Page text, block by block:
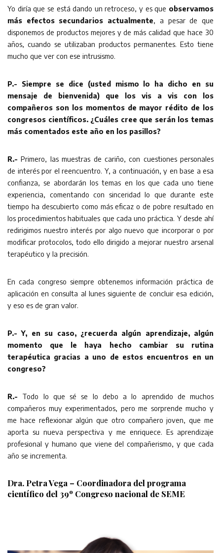
Yo diría que se está dando un retroceso, y es que observamos
más efectos secundarios actualmente, a pesar de que
disponemos de productos mejores y de más calidad que hace 30
años, cuando se utilizaban productos permanentes. Esto tiene
mucho que ver con ese intrusismo.
P.- Siempre se dice (usted mismo lo ha dicho en su
mensaje de bienvenida) que los vis a vis con los
compañeros son los momentos de mayor rédito de los
congresos científicos. ¿Cuáles cree que serán los temas
más comentados este año en los pasillos?
R.- Primero, las muestras de cariño, con cuestiones personales
de interés por el reencuentro. Y, a continuación, y en base a esa
confianza, se abordarán los temas en los que cada uno tiene
experiencia, comentando con sinceridad lo que durante este
tiempo ha descubierto como más eficaz o de pobre resultado en
los procedimientos habituales que cada uno práctica. Y desde ahí
redirigimos nuestro interés por algo nuevo que incorporar o por
modificar protocolos, todo ello dirigido a mejorar nuestro arsenal
terapéutico y la precisión.
En cada congreso siempre obtenemos información práctica de
aplicación en consulta al lunes siguiente de concluir esa edición,
y eso es de gran valor.
P.- Y, en su caso, ¿recuerda algún aprendizaje, algún
momento que le haya hecho cambiar su rutina
terapéutica gracias a uno de estos encuentros en un
congreso?
R.- Todo lo que sé se lo debo a lo aprendido de muchos
compañeros muy experimentados, pero me sorprende mucho y
me hace reflexionar algún que otro compañero joven, que me
aporta su nueva perspectiva y me enriquece. Es aprendizaje
profesional y humano que viene del compañerismo, y que cada
año se incrementa.
Dra. Petra Vega – Coordinadora del programa
científico del 39º Congreso nacional de SEME